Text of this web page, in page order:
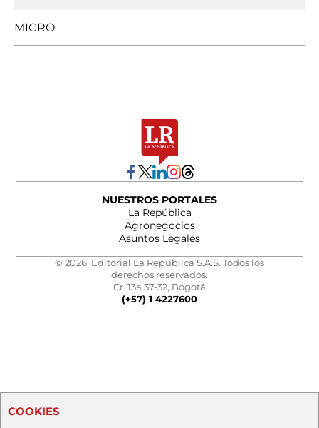
MICRO
NUESTROS PORTALES
La República
Agronegocios
Asuntos Legales
© 2026, Editorial La República S.A.S. Todos los
derechos reservados.
Cr. 13a 37-32, Bogotá
(+57) 1 4227600
COOKIES